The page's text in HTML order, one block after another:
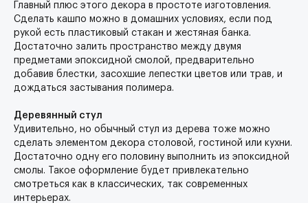
Главный плюс этого декора в простоте изготовления.
Сделать кашпо можно в домашних условиях, если под
рукой есть пластиковый стакан и жестяная банка.
Достаточно залить пространство между двумя
предметами эпоксидной смолой, предварительно
добавив блестки, засохшие лепестки цветов или трав, и
дождаться застывания полимера.
Деревянный стул
Удивительно, но обычный стул из дерева тоже можно
сделать элементом декора столовой, гостиной или кухни.
Достаточно одну его половину выполнить из эпоксидной
смолы. Такое оформление будет привлекательно
смотреться как в классических, так современных
интерьерах.